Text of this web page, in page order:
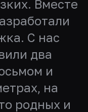
Вместе
С нас
два
и
на
родных и